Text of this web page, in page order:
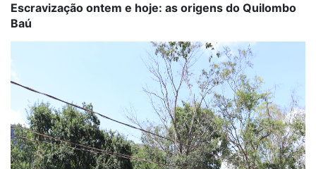
Escravização ontem e hoje: as origens do Quilombo
Baú